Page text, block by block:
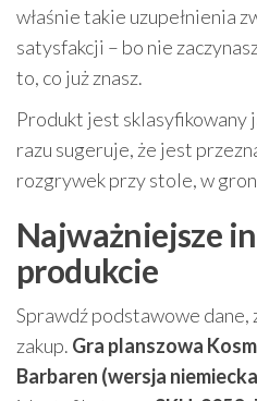
właśnie takie uzupełnienia
satysfakcji – bo nie
to, co już znasz.
Produkt jest sklasyfikowany
razu sugeruje, że jest
rozgrywek przy stole, w
Najważniejsze
produkcie
Sprawdź podstawowe dane,
zakup. Gra planszowa
Barbaren (wersja